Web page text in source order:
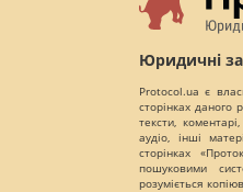
Юридичні
Protocol.ua є
сторінках даного
тексти,
аудіо, інші
сторінках
пошуковими
розуміється